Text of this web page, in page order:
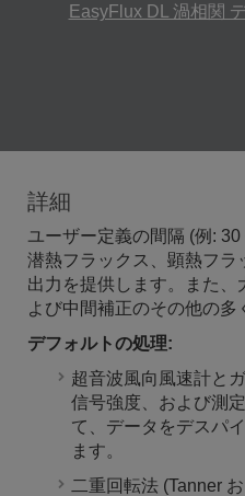
EasyFlux DL 渦相関
詳細
ユーザー定義の間隔 (例: 30
潜熱フラックス、顕熱フラ
出力を提供します。また
よび中間補正のその他の多
デフォルトの処理:
超音波風向風速計と
信号強度、および測
て、データをデスパ
ます。
二重回転法 (Tanner